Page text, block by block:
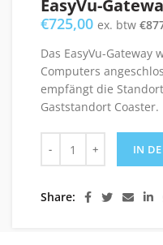
EasyVu-
€725,00 ex. btw €
Das EasyVu-Gateway
Computers
empfängt die
Gaststandort Coaster.
IN
Share